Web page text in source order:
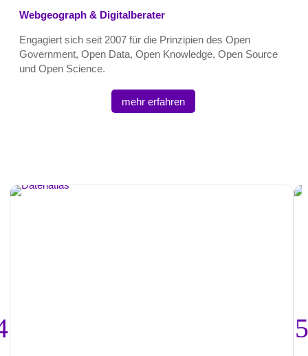
Webgeograph & Digitalberater
Engagiert sich seit 2007 für die Prinzipien des Open
Government, Open Data, Open Knowledge, Open Source
und Open Science.
mehr erfahren